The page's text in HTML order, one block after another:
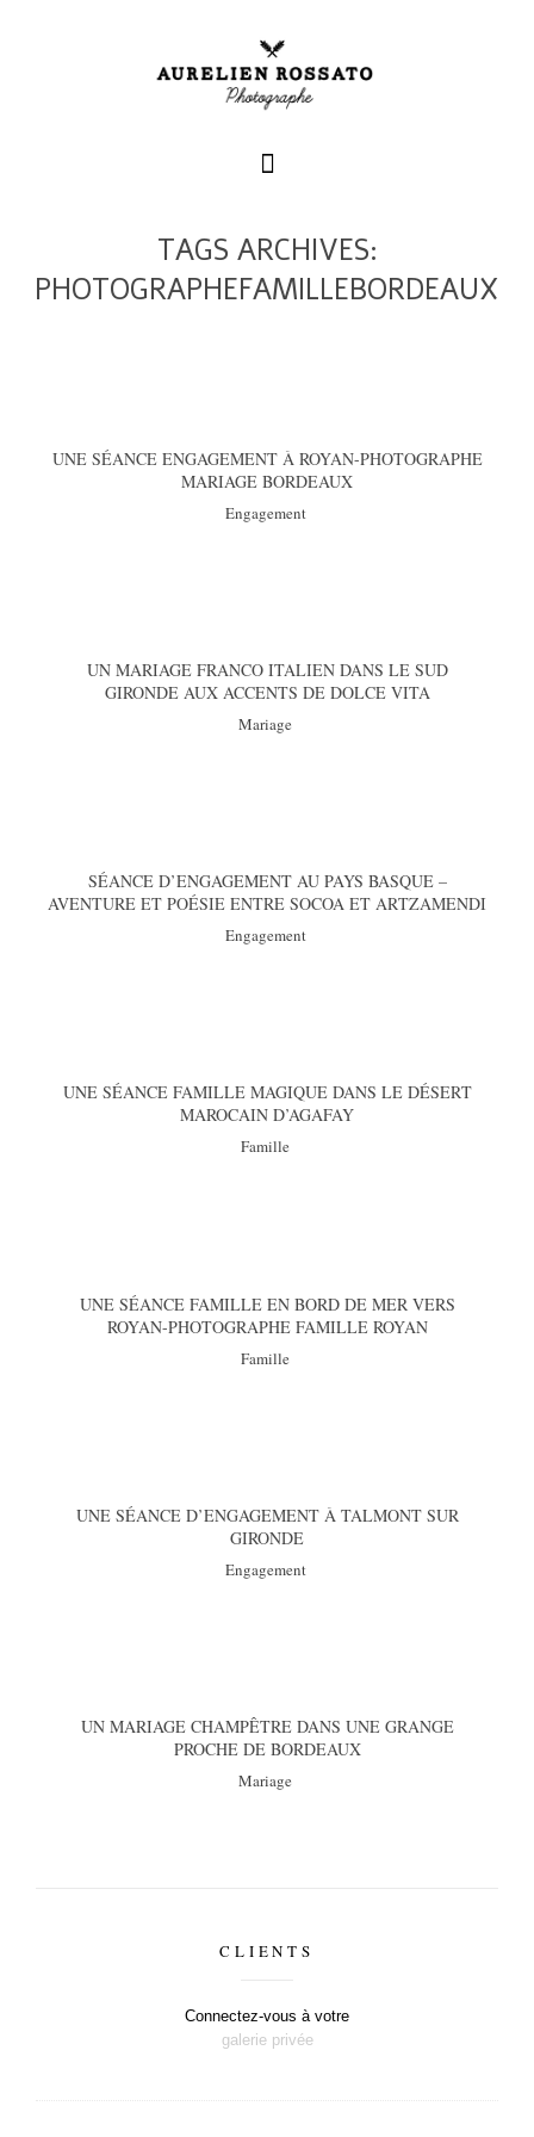
TAGS ARCHIVES:
PHOTOGRAPHEFAMILLEBORDEAUX
UNE SÉANCE ENGAGEMENT À ROYAN-PHOTOGRAPHE
MARIAGE BORDEAUX
Engagement
UN MARIAGE FRANCO ITALIEN DANS LE SUD
GIRONDE AUX ACCENTS DE DOLCE VITA
Mariage
SÉANCE D’ENGAGEMENT AU PAYS BASQUE –
AVENTURE ET POÉSIE ENTRE SOCOA ET ARTZAMENDI
Engagement
UNE SÉANCE FAMILLE MAGIQUE DANS LE DÉSERT
MAROCAIN D’AGAFAY
Famille
UNE SÉANCE FAMILLE EN BORD DE MER VERS
ROYAN-PHOTOGRAPHE FAMILLE ROYAN
Famille
UNE SÉANCE D’ENGAGEMENT À TALMONT SUR
GIRONDE
Engagement
UN MARIAGE CHAMPÊTRE DANS UNE GRANGE
PROCHE DE BORDEAUX
Mariage
CLIENTS
Connectez-vous à votre
galerie privée